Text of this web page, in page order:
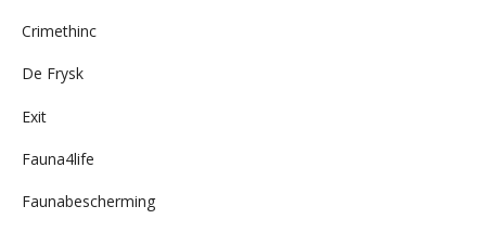
Crimethinc
De Frysk
Exit
Fauna4life
Faunabescherming